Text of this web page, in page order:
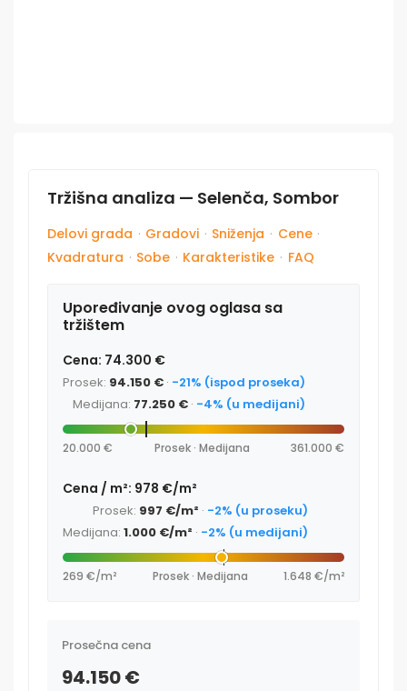
Tržišna analiza — Selenča, Sombor
Delovi grada · Gradovi · Sniženja · Cene ·
Kvadratura · Sobe · Karakteristike · FAQ
Upoređivanje ovog oglasa sa
tržištem
Cena: 74.300 €
Prosek: 94.150 € · -21% (ispod proseka)
Medijana: 77.250 € · -4% (u medijani)
20.000 € Prosek · Medijana 361.000 €
Cena / m²: 978 €/m²
Prosek: 997 €/m² · -2% (u proseku)
Medijana: 1.000 €/m² · -2% (u medijani)
269 €/m² Prosek · Medijana 1.648 €/m²
Prosečna cena
94.150 €